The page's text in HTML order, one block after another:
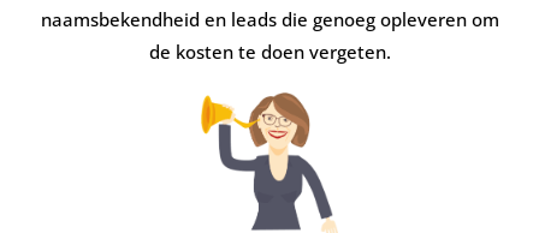
naamsbekendheid en leads die genoeg opleveren om
de kosten te doen vergeten.